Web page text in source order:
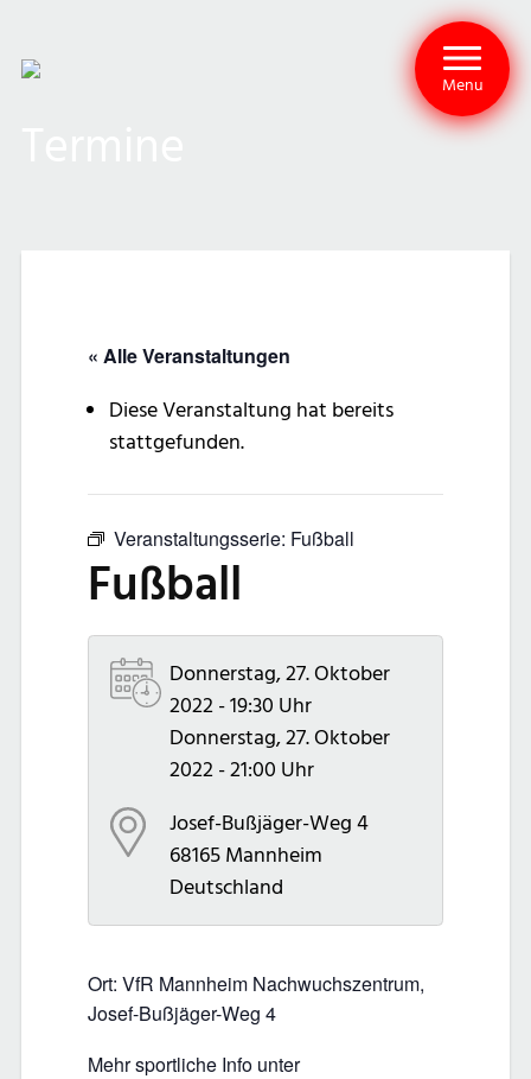
Menu
« Alle Veranstaltungen
Diese Veranstaltung hat bereits
stattgefunden.
Veranstaltungsserie: Fußball
Fußball
Donnerstag, 27. Oktober
2022 - 19:30 Uhr
Donnerstag, 27. Oktober
2022 - 21:00 Uhr
Josef-Bußjäger-Weg 4
68165 Mannheim
Deutschland
Ort: VfR Mannheim Nachwuchszentrum,
Josef-Bußjäger-Weg 4
Mehr sportliche Info unter